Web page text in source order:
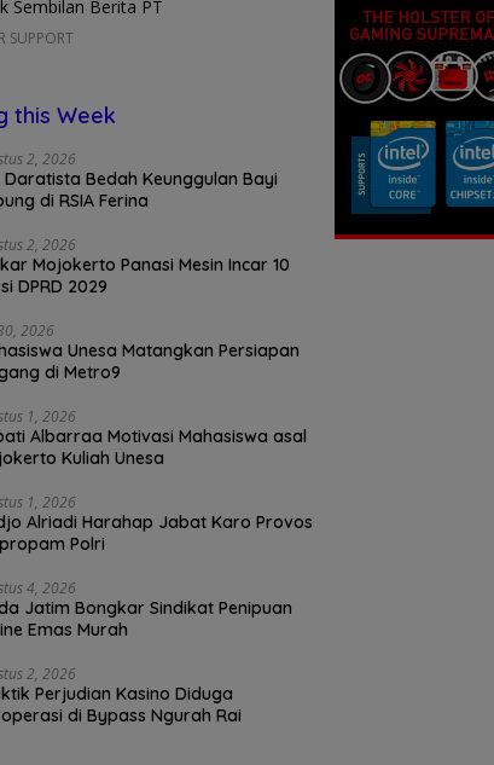
SUPPORT
this Week
2, 2026
Daratista Bedah Keunggulan Bayi
di RSIA Ferina
2, 2026
Mojokerto Panasi Mesin Incar 10
DPRD 2029
2026
Unesa Matangkan Persiapan
di Metro9
1, 2026
Albarraa Motivasi Mahasiswa asal
Kuliah Unesa
1, 2026
Alriadi Harahap Jabat Karo Provos
Polri
4, 2026
Jatim Bongkar Sindikat Penipuan
Emas Murah
2, 2026
Perjudian Kasino Diduga
di Bypass Ngurah Rai